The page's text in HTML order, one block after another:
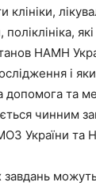
поліклініка,
НАМН
і
допомога та
чинним
України та